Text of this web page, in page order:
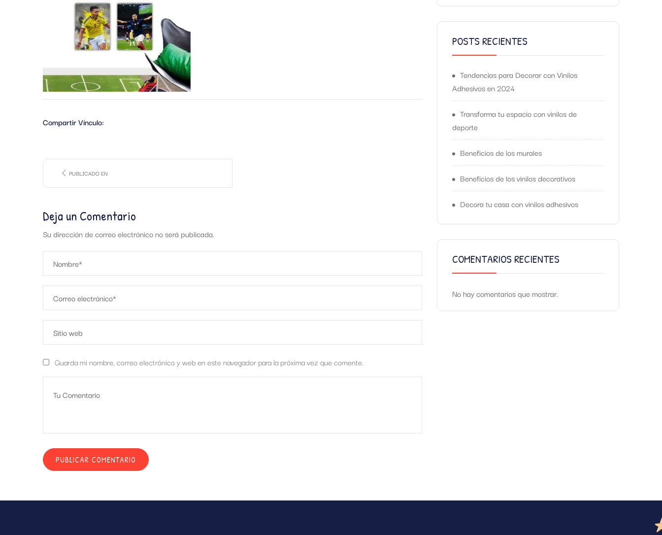
Compartir Vínculo:
PUBLICADO EN
Deja un Comentario
Su dirección de correo electrónico no será publicada.
Guarda mi nombre, correo electrónico y web en este navegador para la próxima vez que comente.
POSTS RECIENTES
Tendencias para Decorar con Vinilos
Adhesivos en 2024
Transforma tu espacio con vinilos de
deporte
Beneficios de los murales
Beneficios de los vinilos decorativos
Decora tu casa con vinilos adhesivos
COMENTARIOS RECIENTES
No hay comentarios que mostrar.